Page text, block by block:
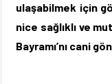
ulaşabilmek için
nice sağlıklı ve
Bayramı’nı cani